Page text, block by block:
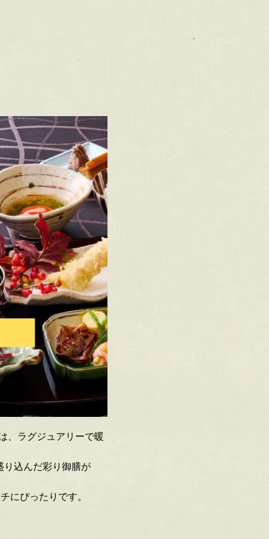
、ラグジュアリーで暖
り込んだ彩り御膳が
にぴったりです。